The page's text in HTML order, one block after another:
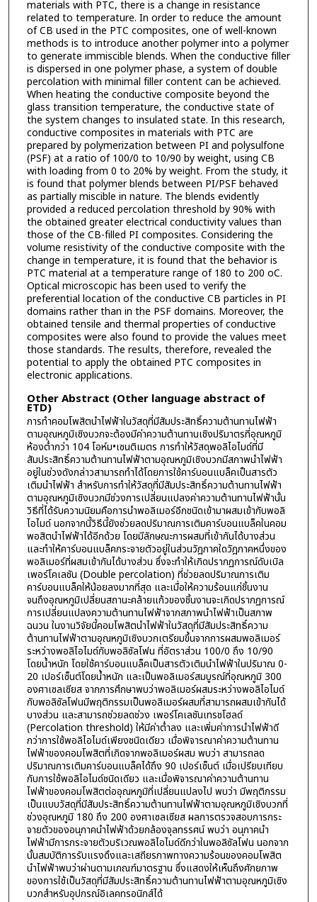
materials with PTC, there is a change in resistance
related to temperature. In order to reduce the amount
of CB used in the PTC composites, one of well-known
methods is to introduce another polymer into a polymer
to generate immiscible blends. When the conductive filler
is dispersed in one polymer phase, a system of double
percolation with minimal filler content can be achieved.
When heating the conductive composite beyond the
glass transition temperature, the conductive state of
the system changes to insulated state. In this research,
conductive composites in materials with PTC are
prepared by polymerization between PI and polysulfone
(PSF) at a ratio of 100/0 to 10/90 by weight, using CB
with loading from 0 to 20% by weight. From the study, it
is found that polymer blends between PI/PSF behaved
as partially miscible in nature. The blends evidently
provided a reduced percolation threshold by 90% with
the obtained greater electrical conductivity values than
those of the CB-filled PI composites. Considering the
volume resistivity of the conductive composite with the
change in temperature, it is found that the behavior is
PTC material at a temperature range of 180 to 200 oC.
Optical microscopic has been used to verify the
preferential location of the conductive CB particles in PI
domains rather than in the PSF domains. Moreover, the
obtained tensile and thermal properties of conductive
composites were also found to provide the values meet
those standards. The results, therefore, revealed the
potential to apply the obtained PTC composites in
electronic applications.
Other Abstract (Other language abstract of
ETD)
การทำคอมโพสิตนำไฟฟ้าในวัสดุที่มีสัมประสิทธิ์ความต้านทานไฟฟ้า
ตามอุณหภูมิเชิงบวกจะต้องมีค่าความต้านทานเชิงปริมาตรที่อุณหภูมิ
ห้องต่ำกว่า 104 โอห์ม•เซนติเมตร การทำให้วัสดุพอลิไอไมด์ที่มี
สัมประสิทธิ์ความต้านทานไฟฟ้าตามอุณหภูมิเชิงบวกมีสภาพนำไฟฟ้า
อยู่ในช่วงดังกล่าวสามารถทำได้โดยการใช้คาร์บอนแบล็คเป็นสารตัว
เติมนำไฟฟ้า สำหรับการทำให้วัสดุที่มีสัมประสิทธิ์ความต้านทานไฟฟ้า
ตามอุณหภูมิเชิงบวกมีช่วงการเปลี่ยนแปลงค่าความต้านทานไฟฟ้านั้น
วิธีที่ได้รับความนิยมคือการนำพอลิเมอร์อีกชนิดเข้ามาผสมเข้ากับพอลิ
ไอไมด์ นอกจากนี้วิธีนี้ยังช่วยลดปริมาณการเติมคาร์บอนแบล็คในคอม
พอสิตนำไฟฟ้าได้อีกด้วย โดยมีลักษณะการผสมที่เข้ากันได้บางส่วน
และทำให้คาร์บอนแบล็คกระจายตัวอยู่ในส่วนวัฎภาคใดวัฎภาคหนึ่งของ
พอลิเมอร์ที่ผสมเข้ากันได้บางส่วน ซึ่งจะทำให้เกิดปรากฏการณ์ดับเบิล
เพอร์โคเลชัน (Double percolation) ที่ช่วยลดปริมาณการเติม
คาร์บอนแบล็คให้น้อยลงมากที่สุด และเมื่อให้ความร้อนแก่ชิ้นงาน
จนถึงอุณหภูมิเปลี่ยนสถานะคล้ายแก้วของชิ้นงานจะเกิดปรากฏการณ์
การเปลี่ยนแปลงความต้านทานไฟฟ้าจากสภาพนำไฟฟ้าเป็นสภาพ
ฉนวน ในงานวิจัยนี้คอมโพสิตนำไฟฟ้าในวัสดุที่มีสัมประสิทธิ์ความ
ต้านทานไฟฟ้าตามอุณหภูมิเชิงบวกเตรียมขึ้นจากการผสมพอลิเมอร์
ระหว่างพอลิไอไมด์กับพอลิซัลโฟน ที่อัตราส่วน 100/0 ถึง 10/90
โดยน้ำหนัก โดยใช้คาร์บอนแบล็คเป็นสารตัวเติมนำไฟฟ้าในปริมาณ 0-
20 เปอร์เซ็นต์โดยน้ำหนัก และเป็นพอลิเมอร์สมบูรณ์ที่อุณหภูมิ 300
องศาเซลเซียส จากการศึกษาพบว่าพอลิเมอร์ผสมระหว่างพอลิไอไมด์
กับพอลิซัลโฟนมีพฤติกรรมเป็นพอลิเมอร์ผสมที่สามารถผสมเข้ากันได้
บางส่วน และสามารถช่วยลดช่วง เพอร์โคเลชันเทรชโฮลด์
(Percolation threshold) ให้มีค่าต่ำลง และเพิ่มค่าการนำไฟฟ้าดี
กว่าการใช้พอลิไอไมด์เพียงชนิดเดียว เมื่อพิจารณาค่าความต้านทาน
ไฟฟ้าของคอมโพสิตที่เกิดจากพอลิเมอร์ผสม พบว่า สามารถลด
ปริมาณการเติมคาร์บอนแบล็คได้ถึง 90 เปอร์เซ็นต์ เมื่อเปรียบเทียบ
กับการใช้พอลิไอไมด์ชนิดเดียว และเมื่อพิจารณาค่าความต้านทาน
ไฟฟ้าของคอมโพสิตต่ออุณหภูมิที่เปลี่ยนแปลงไป พบว่า มีพฤติกรรม
เป็นแบบวัสดุที่มีสัมประสิทธิ์ความต้านทานไฟฟ้าตามอุณหภูมิเชิงบวกที่
ช่วงอุณหภูมิ 180 ถึง 200 องศาเซลเซียส ผลการตรวจสอบการกระ
จายตัวของอนุภาคนำไฟฟ้าด้วยกล้องจุลทรรศน์ พบว่า อนุภาคนำ
ไฟฟ้ามีการกระจายตัวบริเวณพอลิไอไมด์ดีกว่าในพอลิซัลโฟน นอกจาก
นั้นสมบัติการรับแรงดึงและเสถียรภาพทางความร้อนของคอมโพสิต
นำไฟฟ้าพบว่าผ่านตามเกณฑ์มาตรฐาน ซึ่งแสดงให้เห็นถึงศักยภาพ
ของการใช้เป็นวัสดุที่มีสัมประสิทธิ์ความต้านทานไฟฟ้าตามอุณหภูมิเชิง
บวกสำหรับอุปกรณ์อิเลคทรอนิกส์ได้